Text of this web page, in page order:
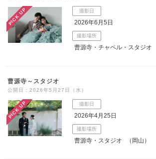
こだわりポイント
PICK UP 撮影日
2026年6月5日
撮影場所
曹源寺・チャペル・スタジオ
曹源寺～スタジオ
公開日：2026年5月27日（水）
PICK UP 撮影日
2026年4月25日
撮影場所
曹源寺・スタジオ （岡山）